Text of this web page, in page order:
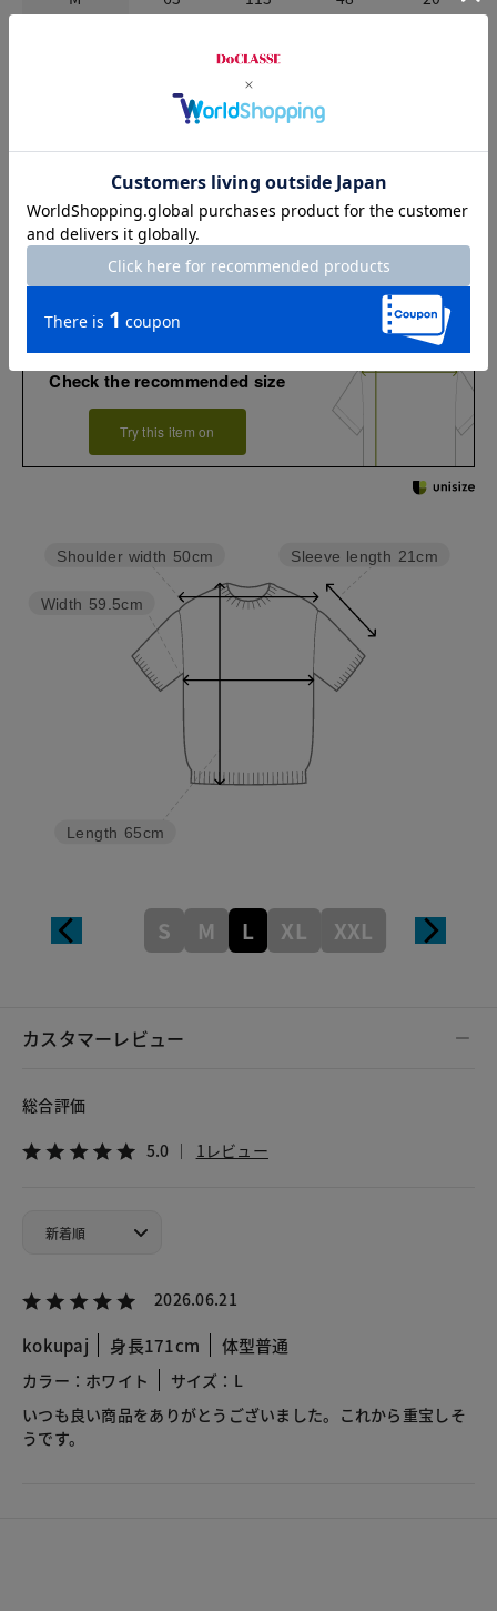
119
67 125
お店で試着する
店頭在庫を見る
Check the recommended size
Try this item on
Sleeve length 21cm
Length 65cm
Width 59.5cm
Shoulder width 50cm
S M L XL XXL
カスタマーレビュー
総合評価
5.0 1レビュー
2026.06.21
kokupaj 身長171cm 体型普通
カラー：ホワイト
サイズ：L
いつも良い商品をありがとうございました。これから重宝しそ
うです。